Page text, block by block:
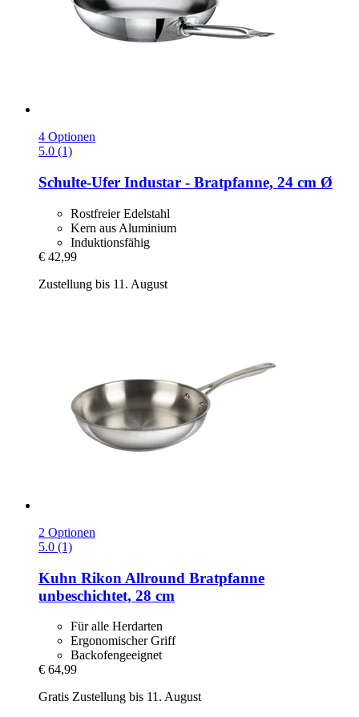
4 Optionen
5.0 (1)
Schulte-Ufer Industar -​ Bratpfanne, 24 cm Ø
Rostfreier Edelstahl
Kern aus Aluminium
Induktionsfähig
€ 42,99
Zustellung bis 11. August
2 Optionen
5.0 (1)
Kuhn Rikon Allround Bratpfanne
unbeschichtet, 28 cm
Für alle Herdarten
Ergonomischer Griff
Backofengeeignet
€ 64,99
Gratis Zustellung bis 11. August